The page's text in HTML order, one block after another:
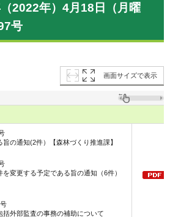
2022年）4月18日（月曜
号
画面サイズで表示
の通知(2件）【森林づくり推進課】
変更する予定である旨の通知（6件）
外部監査の事務の補助について